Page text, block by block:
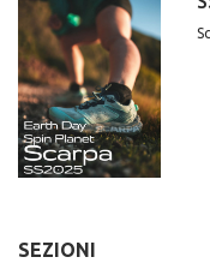
SEZIONI